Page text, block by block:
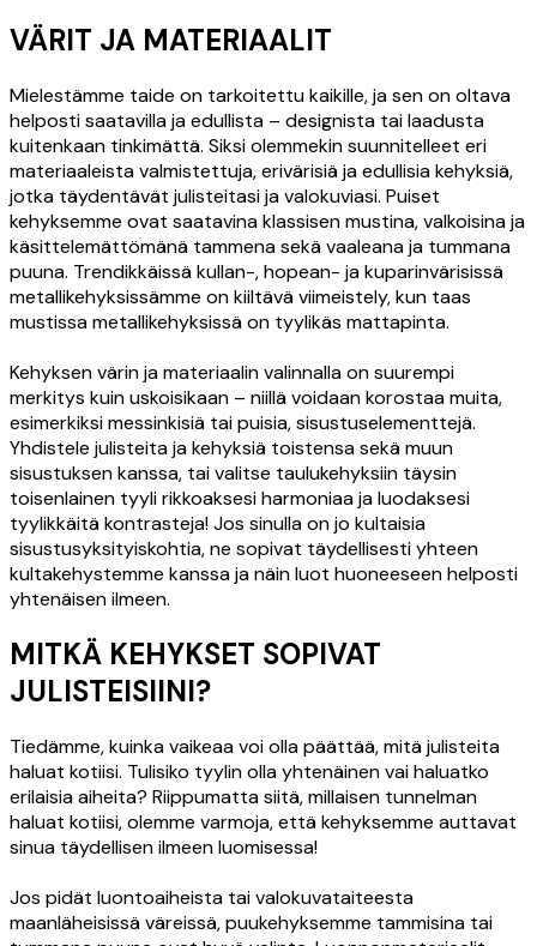
VÄRIT JA MATERIAALIT
Mielestämme taide on tarkoitettu kaikille, ja sen on oltava
helposti saatavilla ja edullista – designista tai laadusta
kuitenkaan tinkimättä. Siksi olemmekin suunnitelleet eri
materiaaleista valmistettuja, erivärisiä ja edullisia kehyksiä,
jotka täydentävät julisteitasi ja valokuviasi. Puiset
kehyksemme ovat saatavina klassisen mustina, valkoisina ja
käsittelemättömänä tammena sekä vaaleana ja tummana
puuna. Trendikkäissä kullan-, hopean- ja kuparinvärisissä
metallikehyksissämme on kiiltävä viimeistely, kun taas
mustissa metallikehyksissä on tyylikäs mattapinta.
Kehyksen värin ja materiaalin valinnalla on suurempi
merkitys kuin uskoisikaan – niillä voidaan korostaa muita,
esimerkiksi messinkisiä tai puisia, sisustuselementtejä.
Yhdistele julisteita ja kehyksiä toistensa sekä muun
sisustuksen kanssa, tai valitse taulukehyksiin täysin
toisenlainen tyyli rikkoaksesi harmoniaa ja luodaksesi
tyylikkäitä kontrasteja! Jos sinulla on jo kultaisia
sisustusyksityiskohtia, ne sopivat täydellisesti yhteen
kultakehystemme kanssa ja näin luot huoneeseen helposti
yhtenäisen ilmeen.
MITKÄ KEHYKSET SOPIVAT
JULISTEISIINI?
Tiedämme, kuinka vaikeaa voi olla päättää, mitä julisteita
haluat kotiisi. Tulisiko tyylin olla yhtenäinen vai haluatko
erilaisia aiheita? Riippumatta siitä, millaisen tunnelman
haluat kotiisi, olemme varmoja, että kehyksemme auttavat
sinua täydellisen ilmeen luomisessa!
Jos pidät luontoaiheista tai valokuvataiteesta
maanläheisissä väreissä, puukehyksemme tammisina tai